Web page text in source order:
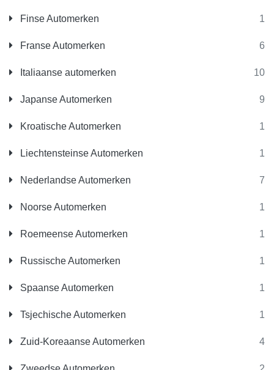
Finse Automerken 1
Franse Automerken 6
Italiaanse automerken 10
Japanse Automerken 9
Kroatische Automerken 1
Liechtensteinse Automerken 1
Nederlandse Automerken 7
Noorse Automerken 1
Roemeense Automerken 1
Russische Automerken 1
Spaanse Automerken 1
Tsjechische Automerken 1
Zuid-Koreaanse Automerken 4